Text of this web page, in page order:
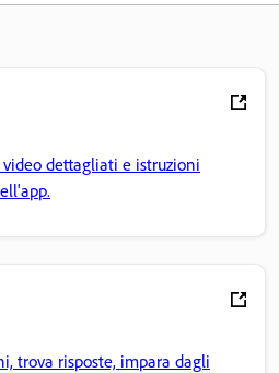
dettagliati e istruzioni
trova risposte, impara dagli